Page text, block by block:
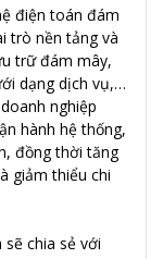
điện toán đám
trò nền tảng và
trữ đám mây,
dạng dịch vụ,…
nghiệp
hành hệ thống,
đồng thời tăng
giảm thiểu chi
chia sẻ với